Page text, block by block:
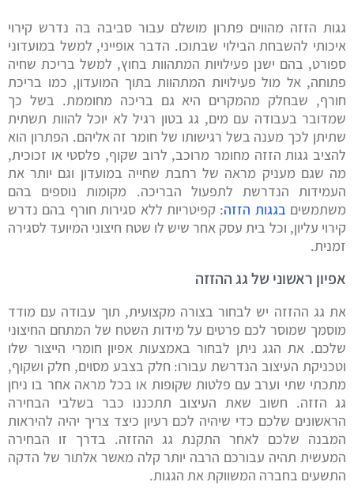
גגות הזזה מהווים פתרון מושלם עבור סביבה בה נדרש קירוי
איכותי להשבחת הבילוי שבתוכו. הדבר אופייני, למשל במועדוני
ספורט, בהם ישנן פעילויות המתהוות בחוץ, למשל בריכת שחיה
פתוחה, אל מול פעילויות המתהוות בתוך המועדון, כמו בריכת
חורף, שבחלק מהמקרים היא גם בריכה מחוממת. בשל כך
שמדובר בעבודה עם מים, גג בטון רגיל לא יוכל להוות תשתית
שתיתן לכך מענה בשל רגישותו של חומר זה אליהם. הפתרון הוא
להציב גגות הזזה מחומר מרוכב, לרוב שקוף, פלסטי או זכוכית,
מה שגם מעניק מראה של רחבת שחייה במועדון וגם יותר את
העמידות הנדרשת לתפעול הבריכה. מקומות נוספים בהם
משתמשים בגגות הזזה: קפיטריות ללא סגירות חורף בהם נדרש
קירוי עליון, וכל בית עסק אחר שיש לו שטח חיצוני המיועד לסגירה
זמנית.
אפיון ראשוני של גג ההזזה
את גג ההזזה יש לבחור בצורה מקצועית, תוך עבודה עם מודד
מוסמך שמוסר לכם פרטים על מידות השטח של המתחם החיצוני
שלכם. את הגג ניתן לבחור באמצעות אפיון חומרי הייצור שלו
וטכניקת העיצוב הנדרשת עבורו: חלק בצבע מסוים, חלק ושקוף,
מתכתי שתי וערב עם פלטות שקופות או בכל מראה אחר בו ניחן
גג הזזה. חשוב שאת העיצוב תתכננו כבר בשלבי הבחירה
הראשונים שלכם כדי שיהיה לכם רעיון כיצד צריך יהיה להיראות
המבנה שלכם לאחר התקנת גג ההזזה. בדרך זו הבחירה
המעשית תהיה עבורכם הרבה יותר קלה מאשר אלתור של הדקה
התשעים בחברה המשווקת את הגגות.